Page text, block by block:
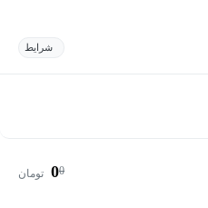
شرایط
0
0 تومان